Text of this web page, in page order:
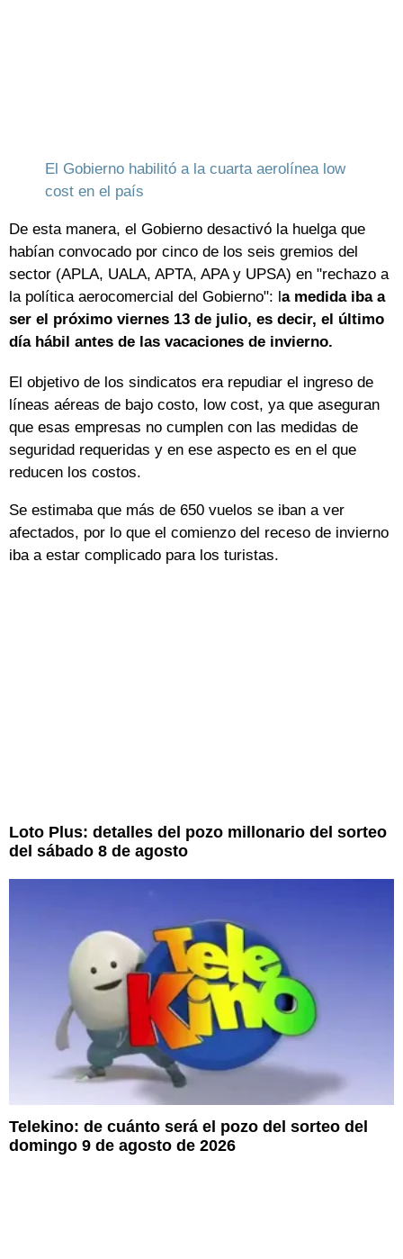
El Gobierno habilitó a la cuarta aerolínea low
cost en el país
De esta manera, el Gobierno desactivó la huelga que
habían convocado por cinco de los seis gremios del
sector (APLA, UALA, APTA, APA y UPSA) en "rechazo a
la política aerocomercial del Gobierno": la medida iba a
ser el próximo viernes 13 de julio, es decir, el último
día hábil antes de las vacaciones de invierno.
El objetivo de los sindicatos era repudiar el ingreso de
líneas aéreas de bajo costo, low cost, ya que aseguran
que esas empresas no cumplen con las medidas de
seguridad requeridas y en ese aspecto es en el que
reducen los costos.
Se estimaba que más de 650 vuelos se iban a ver
afectados, por lo que el comienzo del receso de invierno
iba a estar complicado para los turistas.
Loto Plus: detalles del pozo millonario del sorteo
del sábado 8 de agosto
Telekino: de cuánto será el pozo del sorteo del
domingo 9 de agosto de 2026